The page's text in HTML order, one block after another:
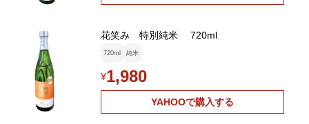
花笑み 特別純米 720ml
720ml 純米
¥1,980
YAHOOで購入する